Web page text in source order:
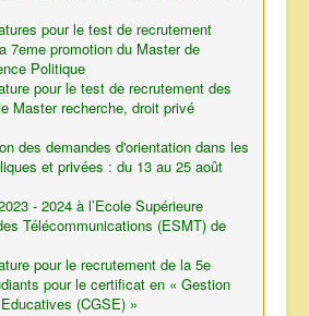
pour le test de recrutement
7eme promotion du Master de
Politique
pour le test de recrutement des
Master recherche, droit privé
des demandes d'orientation dans les
et privées : du 13 au 25 août
- 2024 à l’Ecole Supérieure
Télécommunications (ESMT) de
pour le recrutement de la 5e
pour le certificat en « Gestion
(CGSE) »